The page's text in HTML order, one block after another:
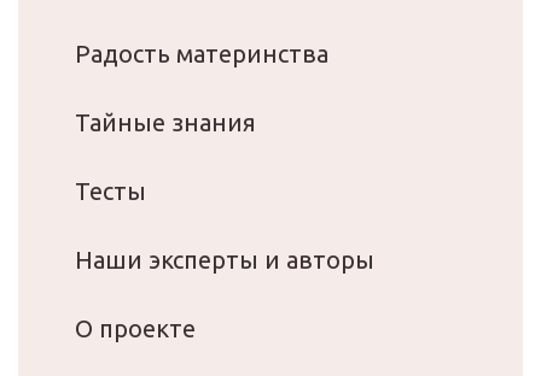
Радость материнства
Тайные знания
Тесты
Наши эксперты и авторы
О проекте